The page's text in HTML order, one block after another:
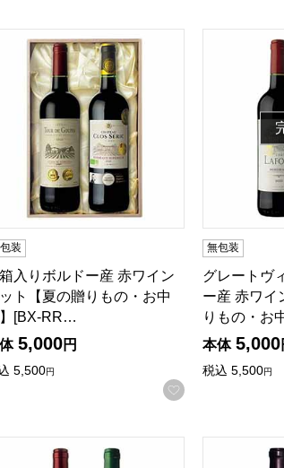
箱入りボルドー産 赤ワインセット【夏の贈
装
入りボルドー産 赤ワイン
ト【夏の贈りもの・お中
[BX-RR…
5,000円
5,500円
お気に入りに登
グレートヴ
無包装
グレートヴ
ー産 赤ワイ
りもの・お
本体 5,000
税込 5,500円
ルドー産 赤白ワインセット【夏の贈りもの
銘醸の深み
ができます。
対応している商品から絞りこむことがで